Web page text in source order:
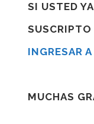
SI USTED
SUSCRIPTO
INGRESAR
MUCHAS